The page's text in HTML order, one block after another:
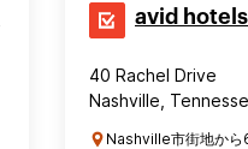
avid
40 Rachel Drive
Nashville,
Nashville市街地か